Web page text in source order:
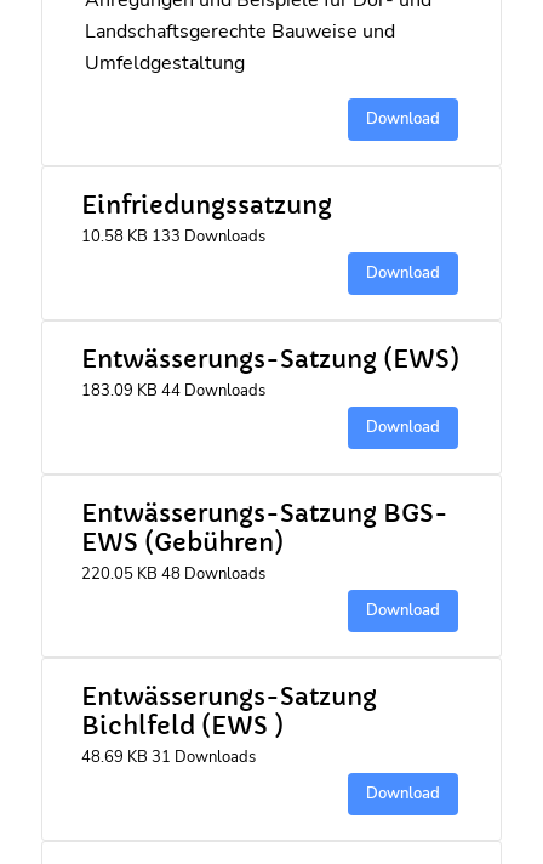
Landschaftsgerechte Bauweise und
Umfeldgestaltung
Download
Einfriedungssatzung
10.58 KB 133 Downloads
Download
Entwässerungs-Satzung (EWS)
183.09 KB 44 Downloads
Download
Entwässerungs-Satzung BGS-
EWS (Gebühren)
220.05 KB 48 Downloads
Download
Entwässerungs-Satzung
Bichlfeld (EWS )
48.69 KB 31 Downloads
Download